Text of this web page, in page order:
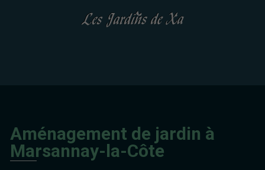
Aménagement de jardin à
Marsannay-la-Côte